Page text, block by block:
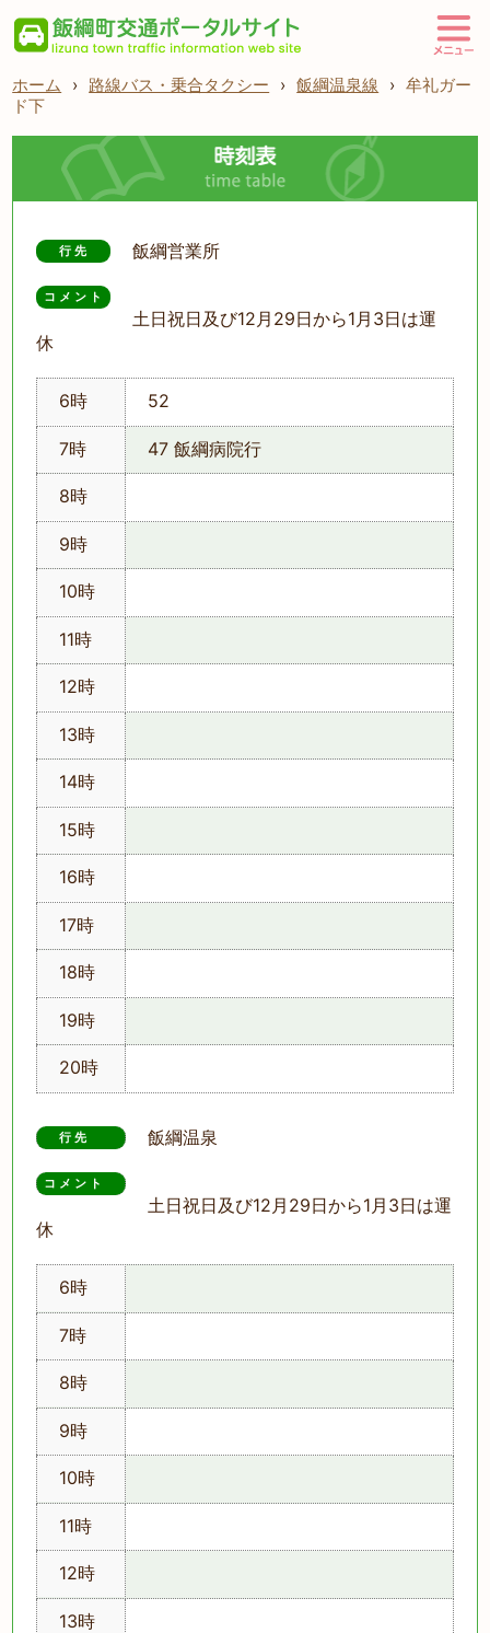
ホーム › 路線バス・乗合タクシー › 飯綱温泉線 › 牟礼ガー
ド下
行先 飯綱営業所
コメント
土日祝日及び12月29日から1月3日は運
休
6時 52
7時 47 飯綱病院行
8時
9時
10時
11時
12時
13時
14時
15時
16時
17時
18時
19時
20時
行先 飯綱温泉
コメント
土日祝日及び12月29日から1月3日は運
休
6時
7時
8時
9時
10時
11時
12時
13時